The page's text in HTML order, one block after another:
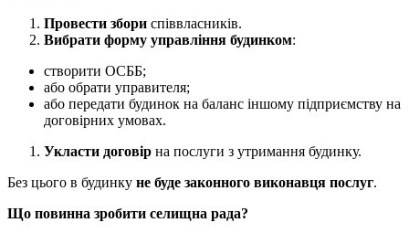
Провести збори співвласників.
Вибрати форму управління будинком:
створити ОСББ;
або обрати управителя;
або передати будинок на баланс іншому підприємству на
договірних умовах.
Укласти договір на послуги з утримання будинку.
Без цього в будинку не буде законного виконавця послуг.
Що повинна зробити селищна рада?